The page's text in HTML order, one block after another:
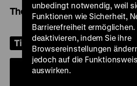
The Sound of the Shaking Earth
Tickets
unbedingt notwendig, weil
Funktionen wie Sicherheit,
Barrierefreiheit
deaktivieren, indem Sie ihre
Browsereinstellungen
jedoch auf die
auswirken.